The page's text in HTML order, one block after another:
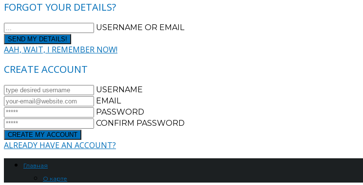
FORGOT YOUR DETAILS?
USERNAME OR EMAIL
AAH, WAIT, I REMEMBER NOW!
CREATE ACCOUNT
USERNAME
EMAIL
PASSWORD
CONFIRM PASSWORD
ALREADY HAVE AN ACCOUNT?
Главная
О карте